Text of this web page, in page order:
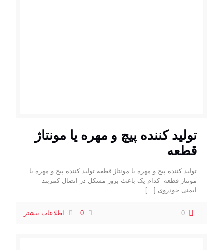
تولید کننده پیچ و مهره یا مونتاژ
قطعه
تولید کننده پیچ و مهره یا مونتاژ قطعه تولید کننده پیچ و مهره یا
مونتاژ قطعه کدام یک باعث بروز مشکل در اتصال کمربند
ایمنی خودروی […]
0
0 اطلاعات بیشتر